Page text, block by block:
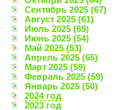
Сентябрь 2025 (67)
Август 2025 (61)
Июль 2025 (69)
Июнь 2025 (54)
Май 2025 (53)
Апрель 2025 (65)
Март 2025 (59)
Февраль 2025 (59)
Январь 2025 (50)
2024 год
2023 год